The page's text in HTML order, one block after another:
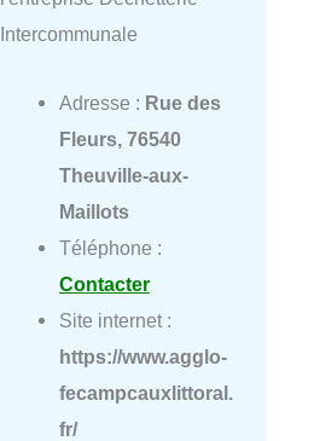
Intercommunale
Adresse : Rue des
Fleurs, 76540
Theuville-aux-
Maillots
Téléphone :
Contacter
Site internet :
https://www.agglo-
fecampcauxlittoral.
fr/